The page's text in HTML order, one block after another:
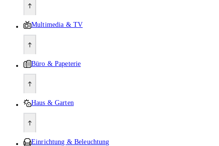
Multimedia & TV
Büro & Papeterie
Haus & Garten
Einrichtung & Beleuchtung